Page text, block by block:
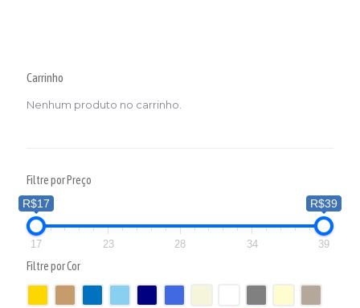
Carrinho
Nenhum produto no carrinho.
Filtre por Preço
R$17
R$39
17 23 28 34 39
Filtre por Cor